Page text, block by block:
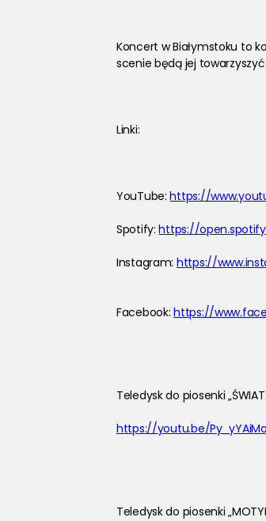
Koncert w Białymstoku to
scenie będą jej
Linki:
YouTube: https://
Spotify: https://
Instagram: https://
Facebook: https://
Teledysk do piosenki „ŚWIAT
https://youtu.be/
Teledysk do piosenki